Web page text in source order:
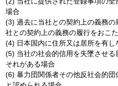
場合
(3) 過去に当社との契約上の義務
社との契約上の義務の履行をおこ
(4) 日本国内に住所又は居所を有し
(5) 当社の社会的信用を失墜させ
それがある場合
(6) 暴力団関係者その他反社会的